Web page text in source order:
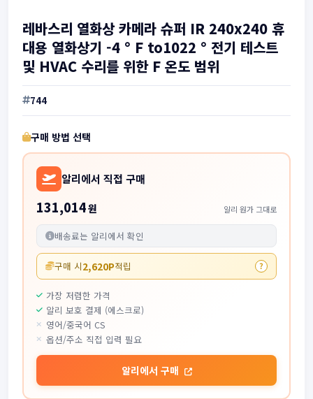
레바스리 열화상 카메라 슈퍼 IR 240x240 휴
대용 열화상기 -4 ° F to1022 ° 전기 테스트
및 HVAC 수리를 위한 F 온도 범위
744
구매 방법 선택
알리에서 직접 구매
131,014원 알리 원가 그대로
배송료는 알리에서 확인
구매 시2,620P적립 ?
가장 저렴한 가격
알리 보호 결제 (에스크로)
영어/중국어 CS
옵션/주소 직접 입력 필요
알리에서 구매